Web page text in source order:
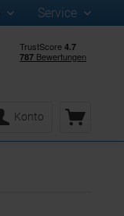
Service
Konto